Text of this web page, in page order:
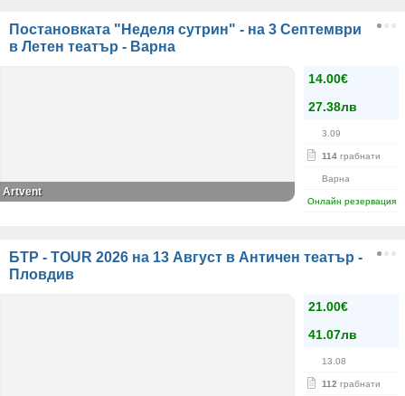
Постановката "Неделя сутрин" - на 3 Септември
в Летен театър - Варна
14.00€
27.38лв
3.09
114 грабнати
Варна
Онлайн резервация
Аrtvent
БТР - TOUR 2026 на 13 Август в Античен театър -
Пловдив
21.00€
41.07лв
13.08
112 грабнати